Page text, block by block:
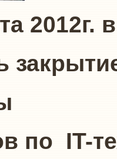
в
по IT-